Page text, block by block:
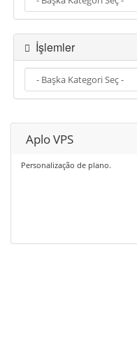
İşlemler
Aplo VPS
Personalização de plano.